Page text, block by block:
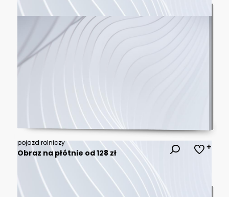
pojazd rolniczy
Obraz na płótnie od 128 zł